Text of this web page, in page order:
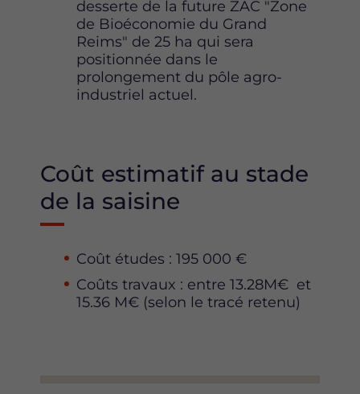
desserte de la future ZAC "Zone
de Bioéconomie du Grand
Reims" de 25 ha qui sera
positionnée dans le
prolongement du pôle agro-
industriel actuel.
Coût estimatif au stade
de la saisine
Coût études : 195 000 €
Coûts travaux : entre 13.28M€ et
15.36 M€ (selon le tracé retenu)